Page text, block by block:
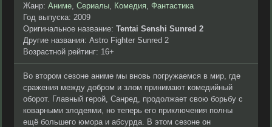
Жанр: Аниме, Сериалы, Комедия, Фантастика
Год выпуска: 2009
Оригинальное название: Tentai Senshi Sunred 2
Другие названия: Astro Fighter Sunred 2
Возрастной рейтинг: 16+
Во втором сезоне аниме мы вновь погружаемся в мир, где
сражения между добром и злом принимают комедийный
оборот. Главный герой, Санред, продолжает свою борьбу с
коварными злодеями, но теперь его приключения полны
ещё большего юмора и абсурда. В этом сезоне он